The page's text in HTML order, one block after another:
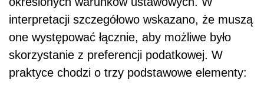
interpretacji szczegółowo wskazano, że muszą
one występować łącznie, aby możliwe było
skorzystanie z preferencji podatkowej. W
praktyce chodzi o trzy podstawowe elementy: